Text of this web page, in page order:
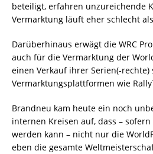
beteiligt, erfahren unzureichende
Vermarktung läuft eher schlecht
Darüberhinaus erwägt die WRC
auch für die Vermarktung der
einen Verkauf ihrer Serien(-rechte)
Vermarktungsplattformen wie
Brandneu kam heute ein noch
internen Kreisen auf, dass –
werden kann – nicht nur die
eben die gesamte